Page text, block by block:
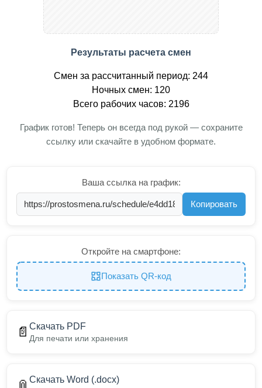
Результаты расчета смен
Смен за рассчитанный период: 244
Ночных смен: 120
Всего рабочих часов: 2196
График готов! Теперь он всегда под рукой — сохраните
ссылку или скачайте в удобном формате.
Ваша ссылка на график:
Копировать
Откройте на смартфоне:
Показать QR-код
📄 Скачать PDF
Для печати или хранения
Скачать Word (.docx)